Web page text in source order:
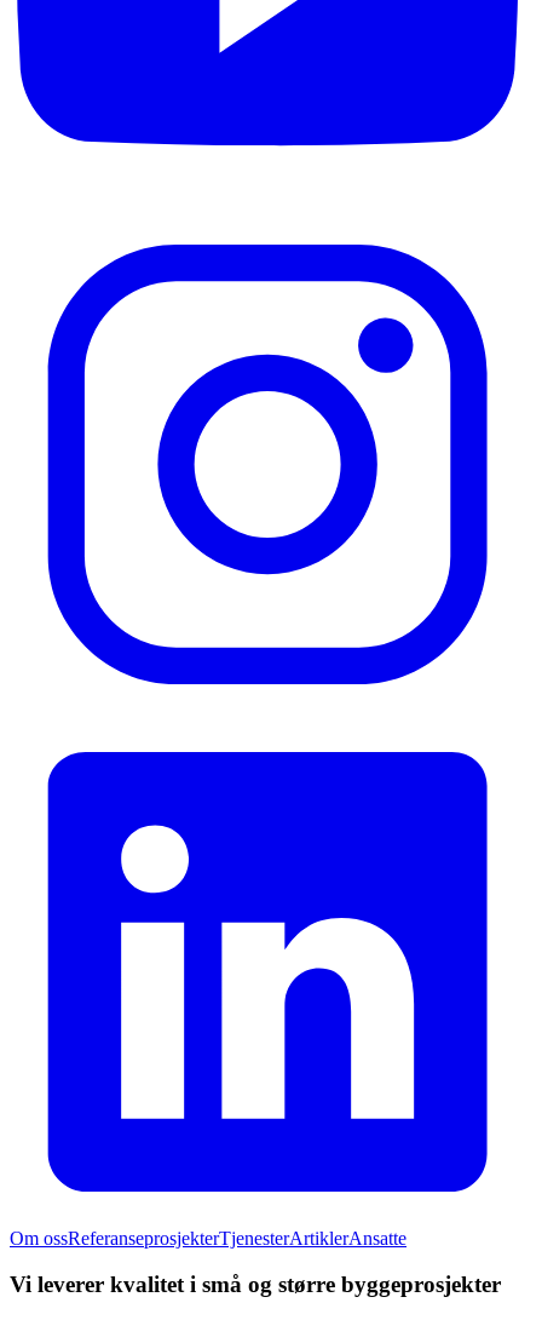
Om ossReferanseprosjekterTjenesterArtiklerAnsatte
Vi leverer kvalitet i små og større byggeprosjekter